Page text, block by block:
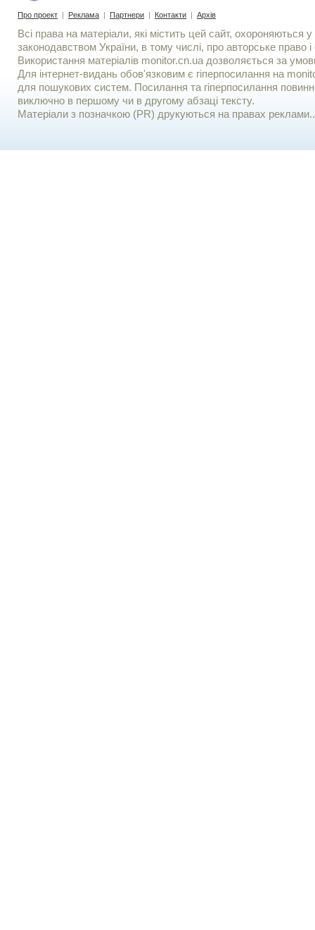
Про проект | Реклама | Партнери | Контакти | Архів
Всі права на матеріали, які містить цей сайт, охороняються у
законодавством України, в тому числі, про авторське право і
Використання матерiалiв monitor.cn.ua дозволяється за
Для iнтернет-видань обов'язковим є гiперпосилання на
для пошукових систем. Посилання та гіперпосилання
виключно в першому чи в другому абзаці тексту.
Матеріали з позначкою (PR) друкуються на правах реклами..